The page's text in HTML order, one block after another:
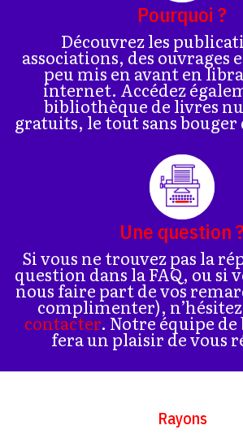
Pourquoi ?
Découvrez les
associations, des ouvrages
peu mis en avant en
internet. Accédez
bibliothèque de livres
gratuits, le tout sans bouger
Une question ?
Si vous ne trouvez pas la
question dans la FAQ, ou si
nous faire part de vos
complimenter),
contacter. Notre équipe de
fera un plaisir de vous
Rayons